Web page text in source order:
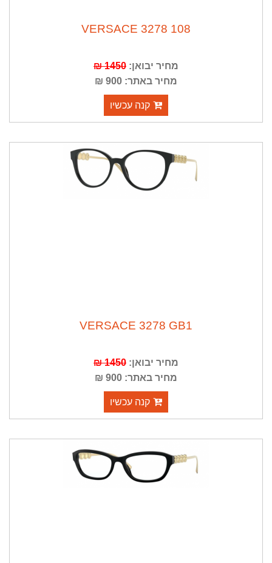
VERSACE 3278 108
מחיר יבואן: 1450 ₪
מחיר באתר: 900 ₪
קנה עכשיו
VERSACE 3278 GB1
מחיר יבואן: 1450 ₪
מחיר באתר: 900 ₪
קנה עכשיו